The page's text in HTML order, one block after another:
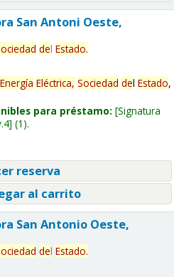
San Antoni Oeste,
del Estado.
Energía Eléctrica, Sociedad del Estado,
para préstamo: Signatura
(1).
reserva
al carrito
San Antonio Oeste,
del Estado.